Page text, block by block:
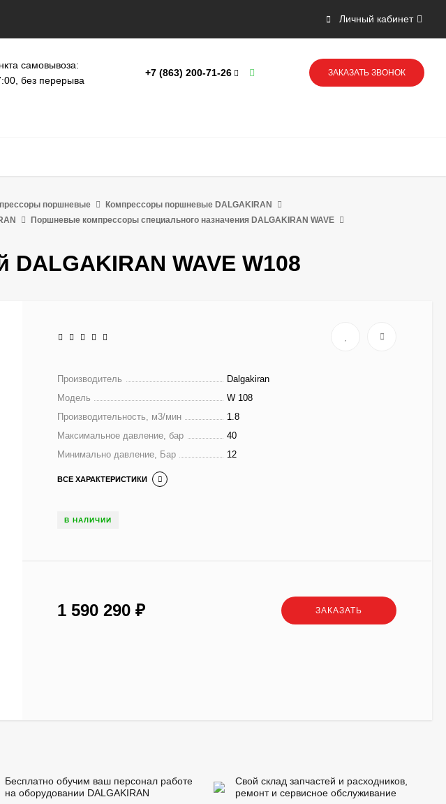
Личный кабинет
самовывоза:
без перерыва
+7 (863) 200-71-26 ЗАКАЗАТЬ ЗВОНОК
поршневые
Компрессоры поршневые DALGAKIRAN
Поршневые компрессоры специального назначения DALGAKIRAN WAVE
WAVE W108
Производитель
Dalgakiran
Модель
W 108
Производительность, м3/мин
1.8
Максимальное давление, бар
40
Минимально давление, Бар
12
ВСЕ ХАРАКТЕРИСТИКИ
В НАЛИЧИИ
1 590 290 ЗАКАЗАТЬ
Бесплатно обучим ваш персонал работе
на оборудовании DALGAKIRAN
Свой склад запчастей и расходников,
ремонт и сервисное обслуживание